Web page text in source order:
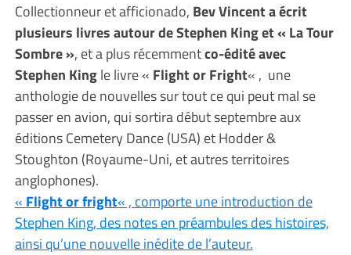
Collectionneur et afficionado, Bev Vincent a écrit
plusieurs livres autour de Stephen King et « La Tour
Sombre », et a plus récemmentco-édité avec
Stephen Kingle livre « Flight or Fright« , une
anthologie de nouvelles sur tout ce qui peut mal se
passer en avion, qui sortira début septembre aux
éditions Cemetery Dance (USA) et Hodder &
Stoughton (Royaume-Uni, et autres territoires
anglophones).
« Flight or fright« , comporte une introduction de
Stephen King, des notes en préambules des histoires,
ainsi qu’une nouvelle inédite de l’auteur.